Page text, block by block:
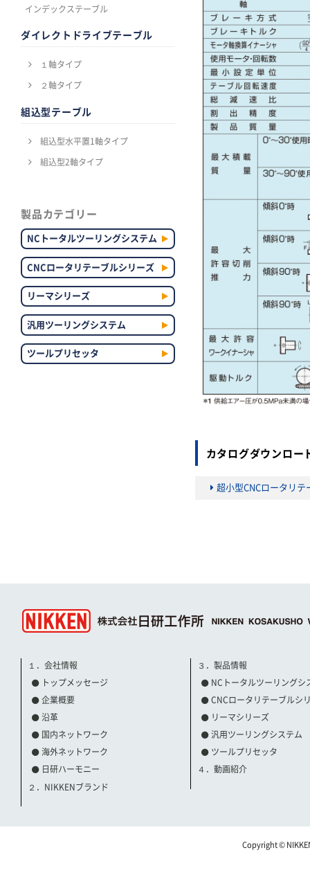
インデックステーブル
ダイレクトドライブテーブル
１軸タイプ
２軸タイプ
組込型テーブル
組込型水平置1軸タイプ
組込型2軸タイプ
製品カテゴリー
NCトータルツーリングシステム
CNCロータリテーブルシリーズ
リーマシリーズ
汎用ツーリングシステム
ツールプリセッタ
カタログダウンロー
超小型CNCロータリ
１．会社情報
トップメッセージ
企業概要
沿革
国内ネットワーク
海外ネットワーク
日研ハーモニー
２．NIKKENブランド
３．製品情報
NCトータルツーリングシ
CNCロータリテーブルシ
リーマシリーズ
汎用ツーリングシステム
ツールプリセッタ
４．動画紹介
Copyright ©